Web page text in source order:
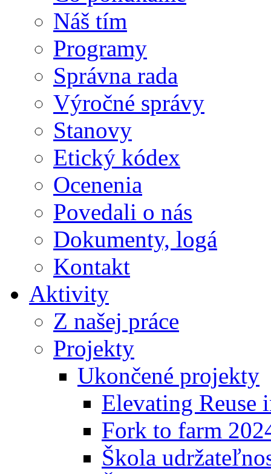
Náš tím
Programy
Správna rada
Výročné správy
Stanovy
Etický kódex
Ocenenia
Povedali o nás
Dokumenty, logá
Kontakt
Aktivity
Z našej práce
Projekty
Ukončené projekty
Elevating Reuse
Fork to farm
Škola